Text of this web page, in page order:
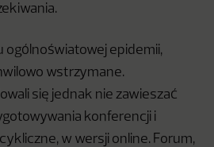
ogólnoświatowej epidemii,
wstrzymane.
się jednak nie zawieszać
konferencji i
w wersji online. Forum,